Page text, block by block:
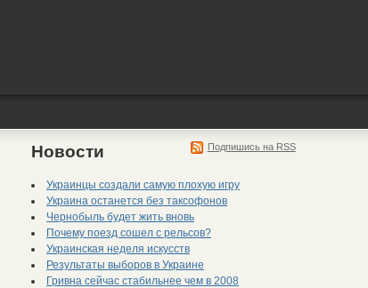
Подпишись на RSS
Новости
Украинцы создали самую плохую игру
Украина останется без таксофонов
Чернобыль будет жить вновь
Почему поезд сошел с рельсов?
Украинская неделя искусств
Результаты выборов в Украине
Гривна сейчас стабильнее чем в 2008